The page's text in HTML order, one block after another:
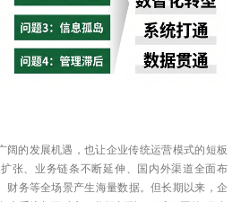
阔的发展机遇，也让企业传统运营模式的短板
张、业务链条不断延伸、国内外渠道全面布
财务等全场景产生海量数据。但长期以来，企